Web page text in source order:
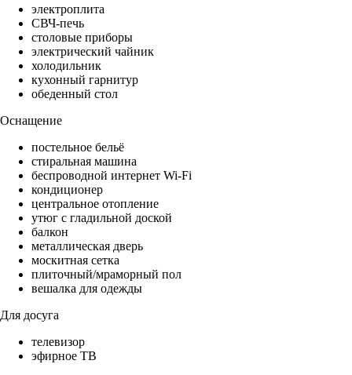
электроплита
СВЧ-печь
столовые приборы
электрический чайник
холодильник
кухонный гарнитур
обеденный стол
Оснащение
постельное бельё
стиральная машина
беспроводной интернет Wi-Fi
кондиционер
центральное отопление
утюг с гладильной доской
балкон
металлическая дверь
москитная сетка
плиточный/мраморный пол
вешалка для одежды
Для досуга
телевизор
эфирное ТВ